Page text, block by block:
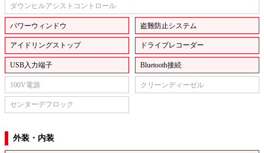
ダウンヒルアシストコントロール
パワーウィンドウ 盗難防止システム
アイドリングストップ ドライブレコーダー
USB入力端子 Bluetooth接続
100V電源 クリーンディーゼル
センターデフロック
外装・内装